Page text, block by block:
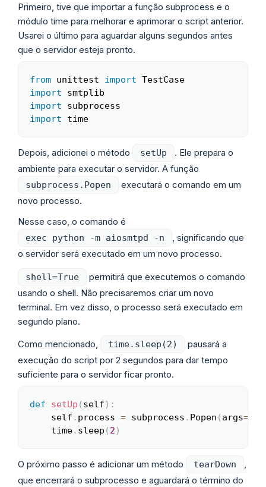
Primeiro, tive que importar a função subprocess e o
módulo time para melhorar e aprimorar o script anterior.
Usarei o último para aguardar alguns segundos antes
que o servidor esteja pronto.
from unittest import
TestCase
import
import
import time
Depois, adicionei o método setUp
. Ele prepara o
ambiente para executar o servidor. A função
subprocess.Popen
executará o comando em um
novo processo.
Nesse caso, o comando é
exec python -m aiosmtpd -n
, significando que
o servidor será executado em um novo processo.
shell=True
permitirá que executemos o comando
usando o shell. Não precisaremos criar um novo
terminal. Em vez disso, o processo será executado em
segundo plano.
Como mencionado, time.sleep(2)
pausará a
execução do script por 2 segundos para dar tempo
suficiente para o servidor ficar pronto.
def setUp ( self ) :
    self
. process = subprocess . Popen ( args=
    time
. sleep ( 2 )
O próximo passo é adicionar um método tearDown
,
que encerrará o subprocesso e aguardará o término do